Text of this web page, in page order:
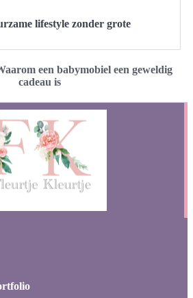
lifestyle zonder grote
een babymobiel een geweldig
cadeau is